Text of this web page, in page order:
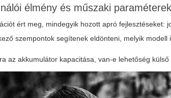
élmény és műszaki paraméterek
ért meg, mindegyik hozott apró fejlesztéseket:
szempontok segítenek eldönteni, melyik modell
az akkumulátor kapacitása, van-e lehetőség